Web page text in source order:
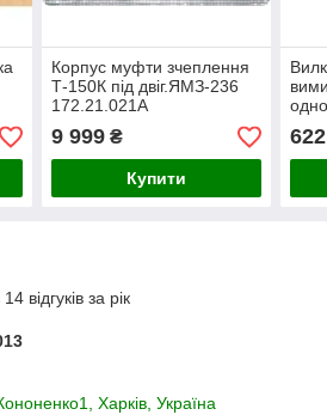
Корпус муфти зчеплення
Т-150К під двіг.ЯМЗ-236
172.21.021А
9 999₴
Купити
622
відгуків за рік
Харків, Україна